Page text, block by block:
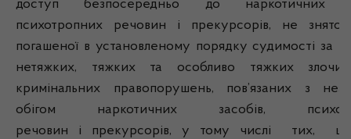
доступ безпосередньо до наркотичних
психотропних речовин і прекурсорів, не
погашеної в установленому порядку судимості за
нетяжких, тяжких та особливо тяжких
кримінальних правопорушень, пов’язаних з
обігом наркотичних засобів,
речовин і прекурсорів, у тому числі